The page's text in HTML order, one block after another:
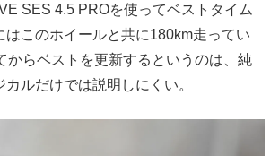
SES 4.5 PROを使ってベストタイム
はこのホイールと共に180km走ってい
からベストを更新するというのは、純
ルだけでは説明しにくい。